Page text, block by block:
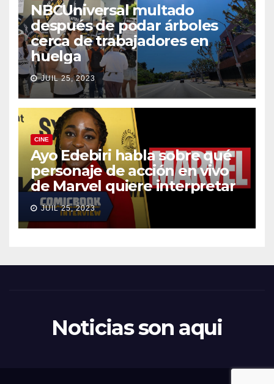
NBCUniversal multado
después de podar árboles
cerca de trabajadores en
huelga
JUIL 25, 2023
CINE
Ayo Edebiri habla sobre qué
personaje de acción en vivo
de Marvel quiere interpretar
JUIL 25, 2023
Noticias son aqui